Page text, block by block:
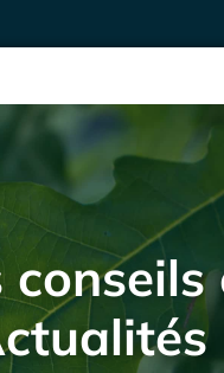
conseils